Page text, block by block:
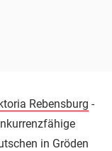
Rebensburg -
in Gröden